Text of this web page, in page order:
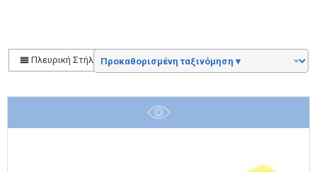
Πλευρική Στήλη